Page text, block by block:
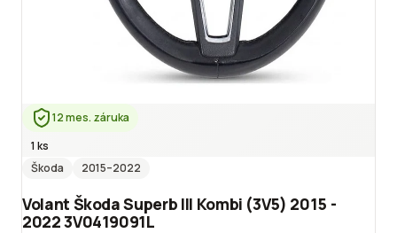
12 mes. záruka
1 ks
Škoda
2015–2022
Volant Škoda Superb III Kombi (3V5) 2015 -
2022 3V0419091L